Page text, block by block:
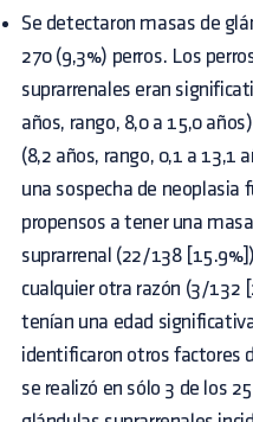
Se detectaron masas de
270 (9,3%) perros. Los
suprarrenales eran
años, rango, 8,0 a 15,0
(8,2 años, rango, 0,1 a 13,1
una sospecha de
propensos a tener una
suprarrenal (22/138
cualquier otra razón (3/132
tenían una edad
identificaron otros factores
se realizó en sólo 3 de los